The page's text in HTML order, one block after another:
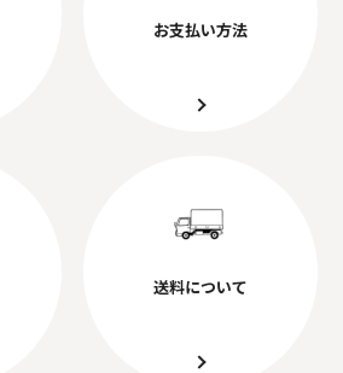
お支払い方法
送料について